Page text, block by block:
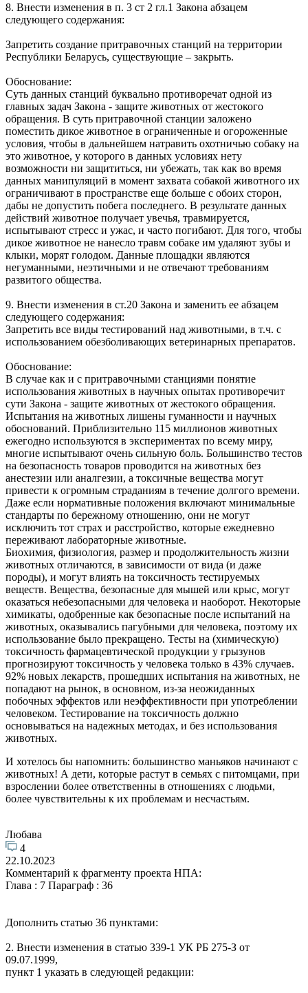
8. Внести изменения в п. 3 ст 2 гл.1 Закона абзацем
следующего содержания:
Запретить создание притравочных станций на территории
Республики Беларусь, существующие – закрыть.
Обоснование:
Суть данных станций буквально противоречат одной из
главных задач Закона - защите животных от жестокого
обращения. В суть притравочной станции заложено
поместить дикое животное в ограниченные и огороженные
условия, чтобы в дальнейшем натравить охотничью собаку на
это животное, у которого в данных условиях нету
возможности ни защититься, ни убежать, так как во время
данных манипуляций в момент захвата собакой животного их
ограничивают в пространстве еще больше с обоих сторон,
дабы не допустить побега последнего. В результате данных
действий животное получает увечья, травмируется,
испытывают стресс и ужас, и часто погибают. Для того, чтобы
дикое животное не нанесло травм собаке им удаляют зубы и
клыки, морят голодом. Данные площадки являются
негуманными, неэтичными и не отвечают требованиям
развитого общества.
9. Внести изменения в ст.20 Закона и заменить ее абзацем
следующего содержания:
Запретить все виды тестирований над животными, в т.ч. с
использованием обезболивающих ветеринарных препаратов.
Обоснование:
В случае как и с притравочными станциями понятие
использования животных в научных опытах противоречит
сути Закона - защите животных от жестокого обращения.
Испытания на животных лишены гуманности и научных
обоснований. Приблизительно 115 миллионов животных
ежегодно используются в экспериментах по всему миру,
многие испытывают очень сильную боль. Большинство тестов
на безопасность товаров проводится на животных без
анестезии или аналгезии, а токсичные вещества могут
привести к огромным страданиям в течение долгого времени.
Даже если нормативные положения включают минимальные
стандарты по бережному отношению, они не могут
исключить тот страх и расстройство, которые ежедневно
переживают лабораторные животные.
Биохимия, физиология, размер и продолжительность жизни
животных отличаются, в зависимости от вида (и даже
породы), и могут влиять на токсичность тестируемых
веществ. Вещества, безопасные для мышей или крыс, могут
оказаться небезопасными для человека и наоборот. Некоторые
химикаты, одобренные как безопасные после испытаний на
животных, оказывались пагубными для человека, поэтому их
использование было прекращено. Тесты на (химическую)
токсичность фармацевтической продукции у грызунов
прогнозируют токсичность у человека только в 43% случаев.
92% новых лекарств, прошедших испытания на животных, не
попадают на рынок, в основном, из-за неожиданных
побочных эффектов или неэффективности при употреблении
человеком. Тестирование на токсичность должно
основываться на надежных методах, и без использования
животных.
И хотелось бы напомнить: большинство маньяков начинают с
животных! А дети, которые растут в семьях с питомцами, при
взрослении более ответственны в отношениях с людьми,
более чувствительны к их проблемам и несчастьям.
Любава
4
22.10.2023
Комментарий к фрагменту проекта НПА:
Глава : 7 Параграф : 36
Дополнить статью 36 пунктами:
2. Внести изменения в статью 339-1 УК РБ 275-З от
09.07.1999,
пункт 1 указать в следующей редакции: